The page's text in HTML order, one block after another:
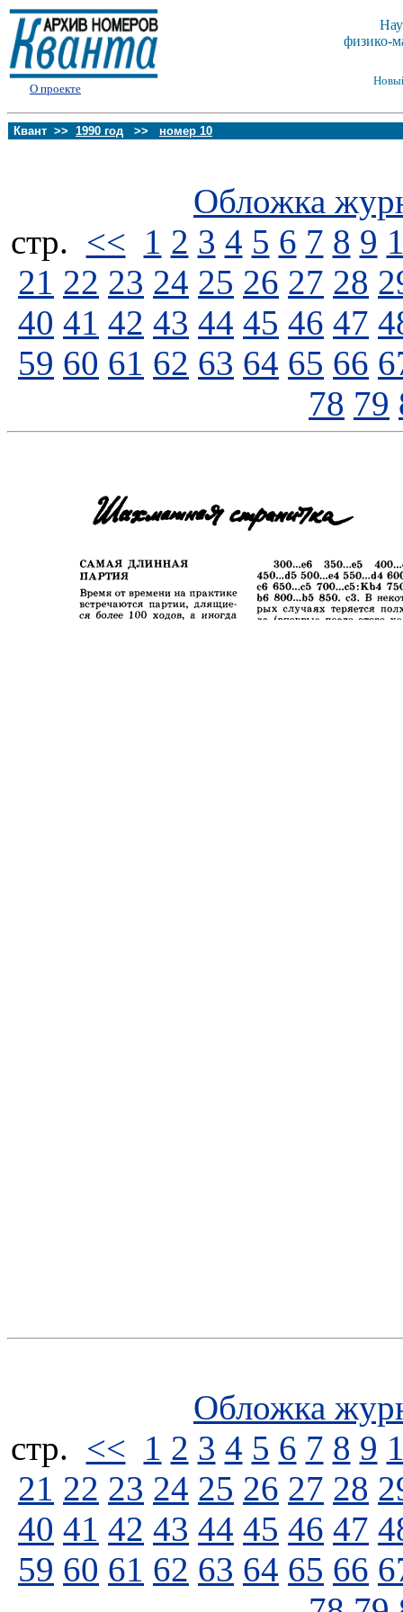
О проекте
физико-
Квант >> 1990 год >> номер 10
Обложка
стp. << 1 2 3 4 5 6 7 8 9
21 22 23 24 25 26 27 28
40 41 42 43 44 45 46 47
59 60 61 62 63 64 65 66
78 79
Обложка
стp. << 1 2 3 4 5 6 7 8 9
21 22 23 24 25 26 27 28
40 41 42 43 44 45 46 47
59 60 61 62 63 64 65 66